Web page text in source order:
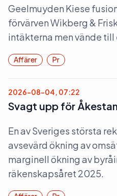
Geelmuyden Kiese
förvärven Wikberg &
intäkterna men vände till
Affärer Pr
2026-08-04, 07:22
Svagt upp för
En av Sveriges största
avsevärd ökning av
marginell ökning av
räkenskapsåret 2025.